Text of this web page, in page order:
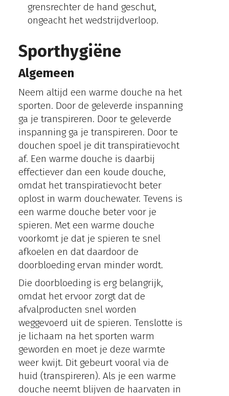
grensrechter de hand geschut,
ongeacht het wedstrijdverloop.
Sporthygiëne
Algemeen
Neem altijd een warme douche na het
sporten. Door de geleverde inspanning
ga je transpireren. Door te geleverde
inspanning ga je transpireren. Door te
douchen spoel je dit transpiratievocht
af. Een warme douche is daarbij
effectiever dan een koude douche,
omdat het transpiratievocht beter
oplost in warm douchewater. Tevens is
een warme douche beter voor je
spieren. Met een warme douche
voorkomt je dat je spieren te snel
afkoelen en dat daardoor de
doorbloeding ervan minder wordt.
Die doorbloeding is erg belangrijk,
omdat het ervoor zorgt dat de
afvalproducten snel worden
weggevoerd uit de spieren. Tenslotte is
je lichaam na het sporten warm
geworden en moet je deze warmte
weer kwijt. Dit gebeurt vooral via de
huid (transpireren). Als je een warme
douche neemt blijven de haarvaten in